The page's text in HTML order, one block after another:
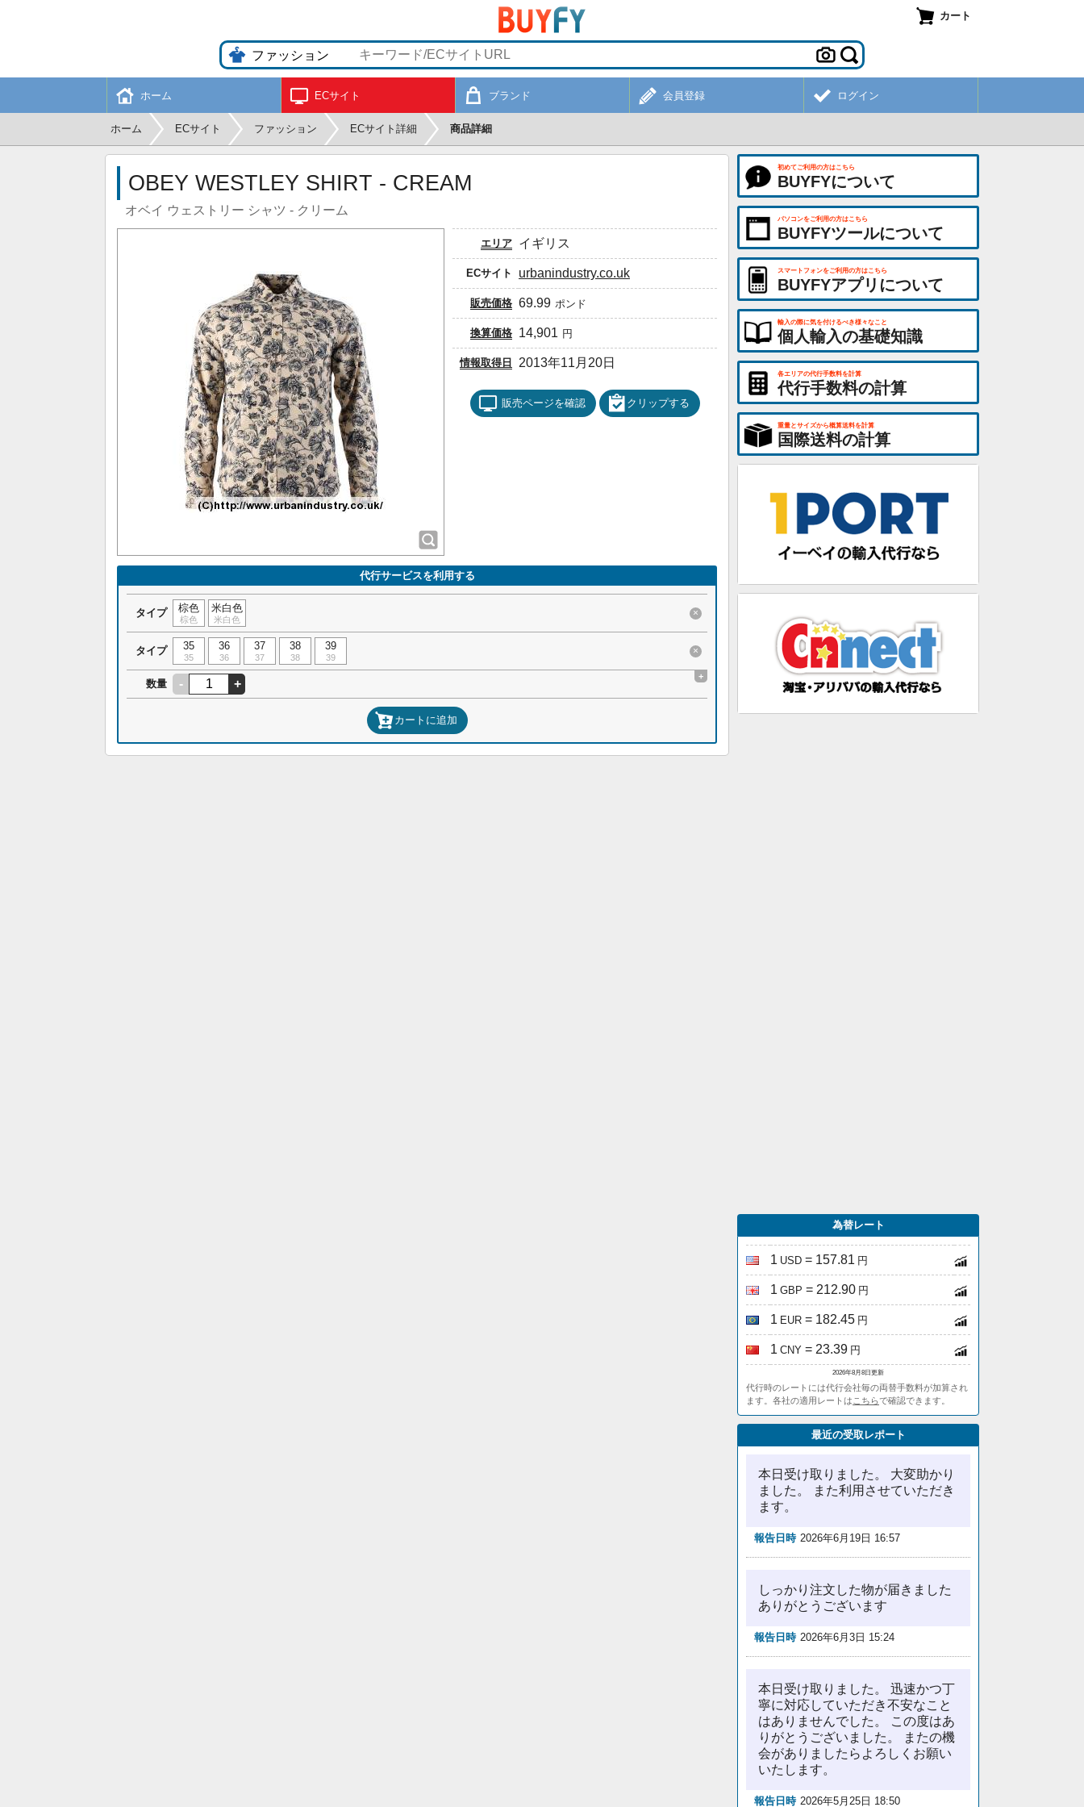
カート
ホーム ECサイト ブランド 会員登録 ログイン
ホーム ECサイト ファッション ECサイト詳細 商品詳細
OBEY WESTLEY SHIRT - CREAM
オベイ ウェストリー シャツ - クリーム
エリア イギリス
ECサイト urbanindustry.co.uk
販売価格 69.99 ポンド
換算価格 14,901 円
情報取得日 2013年11月20日
販売ページを確認 クリップする
代行サービスを利用する
タイプ 棕色
棕色
米白色
米白色
×
タイプ 35
35
36
36
37
37
38
38
39
39
×
数量 - +
+
カートに追加
初めてご利用の方はこちら
BUYFYについて
パソコンをご利用の方はこちら
BUYFYツールについて
スマートフォンをご利用の方はこちら
BUYFYアプリについて
輸入の際に気を付けるべき様々なこと
個人輸入の基礎知識
各エリアの代行手数料を計算
代行手数料の計算
重量とサイズから概算送料を計算
国際送料の計算
為替レート
1 USD = 157.81 円
1 GBP = 212.90 円
1 EUR = 182.45 円
1 CNY = 23.39 円
2026年8月8日更新
代行時のレートには代行会社毎の両替手数料が加算され
ます。各社の適用レートは こちらで確認できます。
最近の受取レポート
本日受け取りました。 大変助かり
ました。 また利用させていただき
ます。
報告日時 2026年6月19日 16:57
しっかり注文した物が届きました
ありがとうございます
報告日時 2026年6月3日 15:24
本日受け取りました。 迅速かつ丁
寧に対応していただき不安なこと
はありませんでした。 この度はあ
りがとうございました。 またの機
会がありましたらよろしくお願い
いたします。
報告日時 2026年5月25日 18:50